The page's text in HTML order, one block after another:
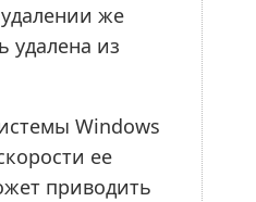
же
из
Windows
ее
приводить